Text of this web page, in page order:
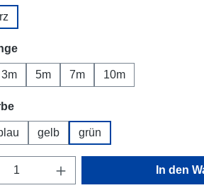
auswählen
3m 5m 7m 10m
auswählen
gelb grün
Anzahl: Gib den In den